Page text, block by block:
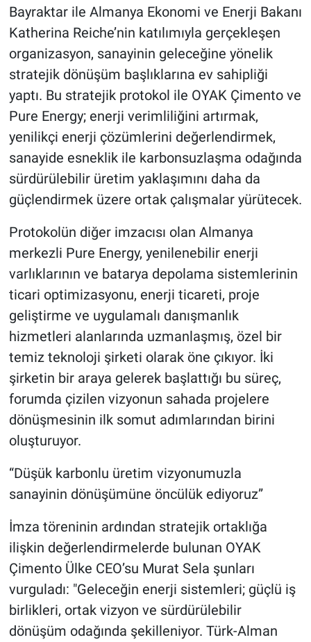
Bayraktar ile Almanya Ekonomi ve Enerji Bakanı
Katherina Reiche’nin katılımıyla gerçekleşen
organizasyon, sanayinin geleceğine yönelik
stratejik dönüşüm başlıklarına ev sahipliği
yaptı. Bu stratejik protokol ile OYAK Çimento ve
Pure Energy; enerji verimliliğini artırmak,
yenilikçi enerji çözümlerini değerlendirmek,
sanayide esneklik ile karbonsuzlaşma odağında
sürdürülebilir üretim yaklaşımını daha da
güçlendirmek üzere ortak çalışmalar yürütecek.
Protokolün diğer imzacısı olan Almanya
merkezli Pure Energy, yenilenebilir enerji
varlıklarının ve batarya depolama sistemlerinin
ticari optimizasyonu, enerji ticareti, proje
geliştirme ve uygulamalı danışmanlık
hizmetleri alanlarında uzmanlaşmış, özel bir
temiz teknoloji şirketi olarak öne çıkıyor. İki
şirketin bir araya gelerek başlattığı bu süreç,
forumda çizilen vizyonun sahada projelere
dönüşmesinin ilk somut adımlarından birini
oluşturuyor.
“Düşük karbonlu üretim vizyonumuzla
sanayinin dönüşümüne öncülük ediyoruz”
İmza töreninin ardından stratejik ortaklığa
ilişkin değerlendirmelerde bulunan OYAK
Çimento Ülke CEO’su Murat Sela şunları
vurguladı: "Geleceğin enerji sistemleri; güçlü iş
birlikleri, ortak vizyon ve sürdürülebilir
dönüşüm odağında şekilleniyor. Türk-Alman